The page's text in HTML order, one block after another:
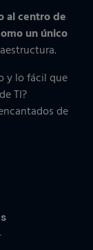
al centro de
un único
y lo fácil que
TI?
de